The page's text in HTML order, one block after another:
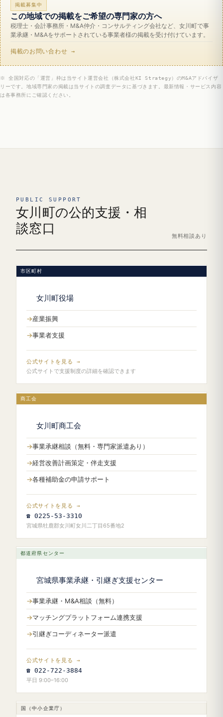
掲載募集中
この地域での掲載をご希望の専門家の方へ
税理士・会計事務所・M&A仲介・コンサルティング会社など、女川町で事
業承継・M&Aをサポートされている事業者様の掲載を受け付けています。
掲載のお問い合わせ →
※ 全国対応の「運営」枠は当サイト運営会社（株式会社KI Strategy）のM&Aアドバイザ
リーです。地域専門家の掲載は当サイトの調査データに基づきます。最新情報・サービス内容
は各事務所にご確認ください。
PUBLIC SUPPORT
女川町の公的支援・相
談窓口
無料相談あり
市区町村
女川町役場
産業振興
事業者支援
公式サイトを見る →
公式サイトで支援制度の詳細を確認できます
商工会
女川町商工会
事業承継相談（無料・専門家派遣あり）
経営改善計画策定・伴走支援
各種補助金の申請サポート
公式サイトを見る →
☎ 0225-53-3310
宮城県牡鹿郡女川町女川二丁目65番地2
都道府県センター
宮城県事業承継・引継ぎ支援センター
事業承継・M&A相談（無料）
マッチングプラットフォーム連携支援
引継ぎコーディネーター派遣
公式サイトを見る →
☎ 022-722-3884
平日 9:00–16:00
国（中小企業庁）